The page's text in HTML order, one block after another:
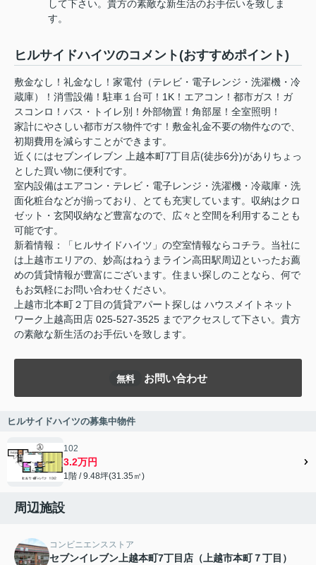
して下さい。貴方の素敵な新生活のお手伝いを致しま
す。
ヒルサイドハイツのコメント(おすすめポイント)
敷金なし！礼金なし！家電付（テレビ・電子レンジ・洗濯機・冷
蔵庫）！消雪設備！駐車１台可！1K！エアコン！都市ガス！ガ
スコンロ！バス・トイレ別！外部物置！角部屋！全室照明！
家計にやさしい都市ガス物件です！敷金礼金不要の物件なので、
初期費用を減らすことができます。
近くにはセブンイレブン 上越本町7丁目店(徒歩6分)がありちょっ
とした買い物に便利です。
室内設備はエアコン・テレビ・電子レンジ・洗濯機・冷蔵庫・洗
面化粧台などが揃っており、とても充実しています。収納はクロ
ゼット・玄関収納など豊富なので、広々と空間を利用することも
可能です。
新着情報：「ヒルサイドハイツ」の空室情報ならコチラ。当社に
は上越市エリアの、妙高はねうまライン高田駅周辺といったお薦
めの賃貸情報が豊富にございます。住まい探しのことなら、何で
もお気軽にお問い合わせください。
上越市北本町２丁目の賃貸アパート探しは ハウスメイトネット
ワーク上越高田店 025-527-3525 までアクセスして下さい。貴方
の素敵な新生活のお手伝いを致します。
無料 お問い合わせ
ヒルサイドハイツの募集中物件
102
3.2万円
1階 / 9.48坪(31.35㎡)
周辺施設
コンビニエンスストア
セブンイレブン上越本町7丁目店（上越市本町７丁目）